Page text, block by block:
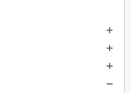



